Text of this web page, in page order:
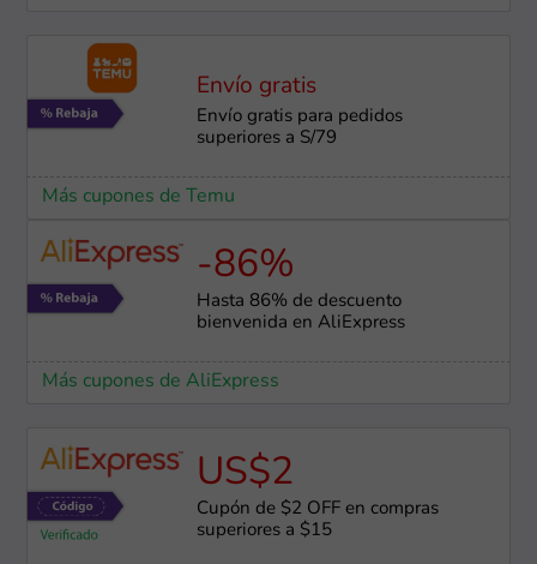
Envío gratis
Envío gratis para pedidos
superiores a S/79
Más cupones de Temu
-86%
Hasta 86% de descuento
bienvenida en AliExpress
Más cupones de AliExpress
US$2
Cupón de $2 OFF en compras
superiores a $15